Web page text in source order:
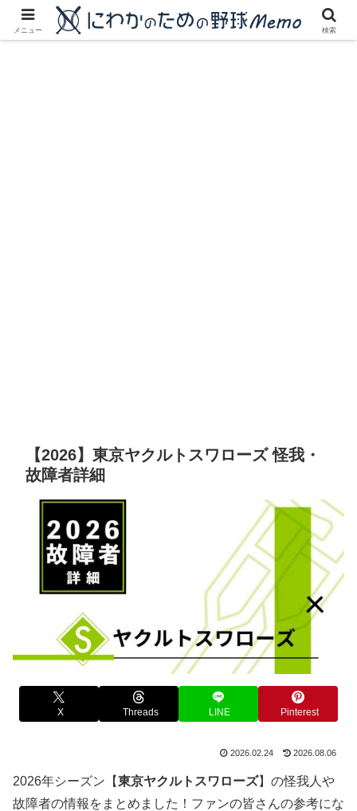
にわかに優しいプロ野球ブログ
【2026】東京ヤクルトスワローズ 怪我・
故障者詳細
X Threads LINE Pinterest
2026.02.24 2026.08.06
2026年シーズン【東京ヤクルトスワローズ】の怪我人や
故障者の情報をまとめました！ファンの皆さんの参考にな
メニュー 検索